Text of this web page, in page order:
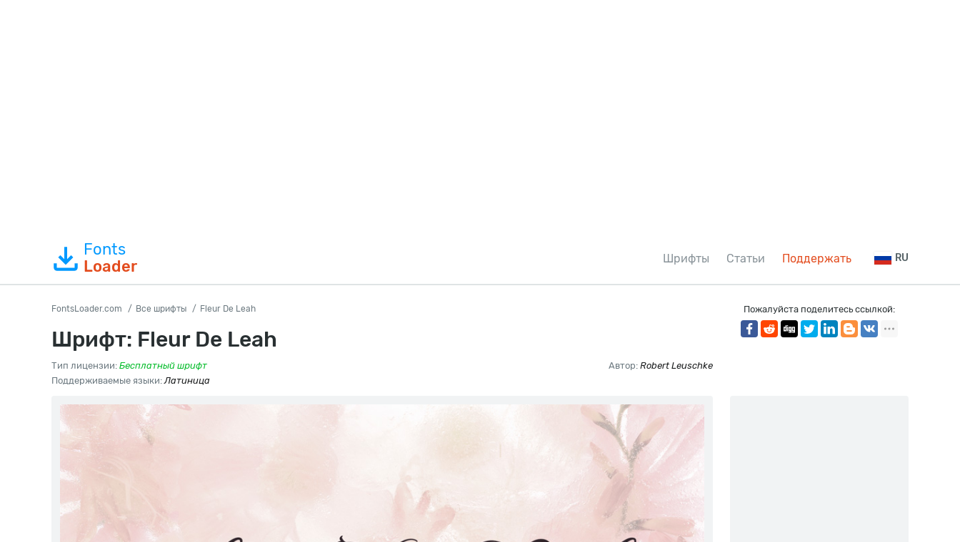
Fonts
Loader
Шрифты Статьи Поддержать RU
FontsLoader.com Все шрифты Fleur De Leah
Шрифт: Fleur De Leah
Тип лицензии: Бесплатный шрифт Автор: Robert Leuschke
Поддерживаемые языки:Латиница
Пожалуйста поделитесь ссылкой: